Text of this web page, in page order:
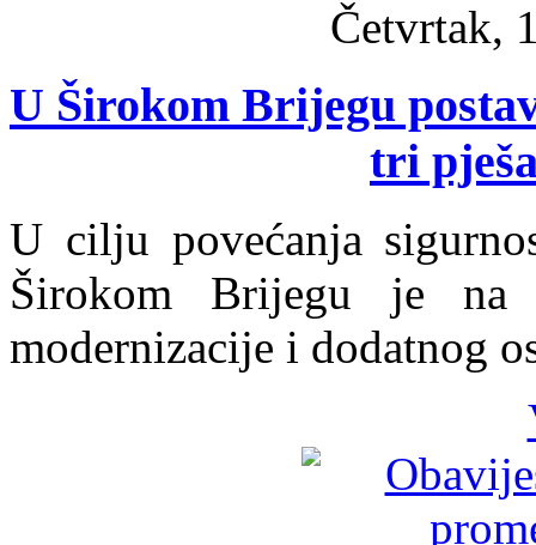
Četvrtak,
U Širokom Brijegu
tri
U cilju povećanja
Širokom Brijegu je na
modernizacije i dodatnog